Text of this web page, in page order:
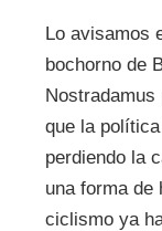
Lo avisamos
bochorno de
que la
perdiendo la
una forma de
ciclismo ya